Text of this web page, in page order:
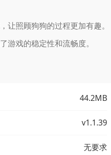
让照顾狗狗的过程更加有趣。
游戏的稳定性和流畅度。
44.2MB
v1.1.39
无要求